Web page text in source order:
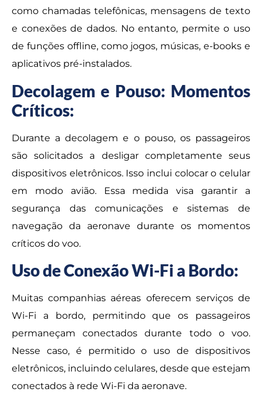
como chamadas telefônicas, mensagens de texto
e conexões de dados. No entanto, permite o uso
de funções offline, como jogos, músicas, e-books e
aplicativos pré-instalados.
Decolagem e Pouso: Momentos
Críticos:
Durante a decolagem e o pouso, os passageiros
são solicitados a desligar completamente seus
dispositivos eletrônicos. Isso inclui colocar o celular
em modo avião. Essa medida visa garantir a
segurança das comunicações e sistemas de
navegação da aeronave durante os momentos
críticos do voo.
Uso de Conexão Wi-Fi a Bordo:
Muitas companhias aéreas oferecem serviços de
Wi-Fi a bordo, permitindo que os passageiros
permaneçam conectados durante todo o voo.
Nesse caso, é permitido o uso de dispositivos
eletrônicos, incluindo celulares, desde que estejam
conectados à rede Wi-Fi da aeronave.